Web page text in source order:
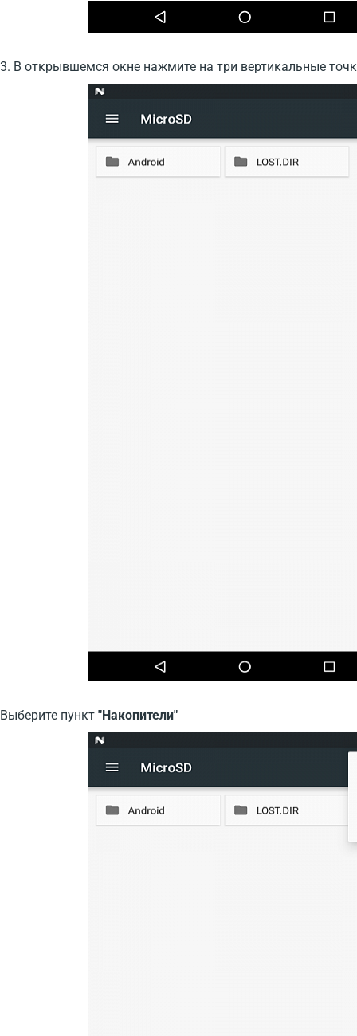
3. В открывшемся окне нажмите на три вертикальные
Выберите пункт "Накопители"